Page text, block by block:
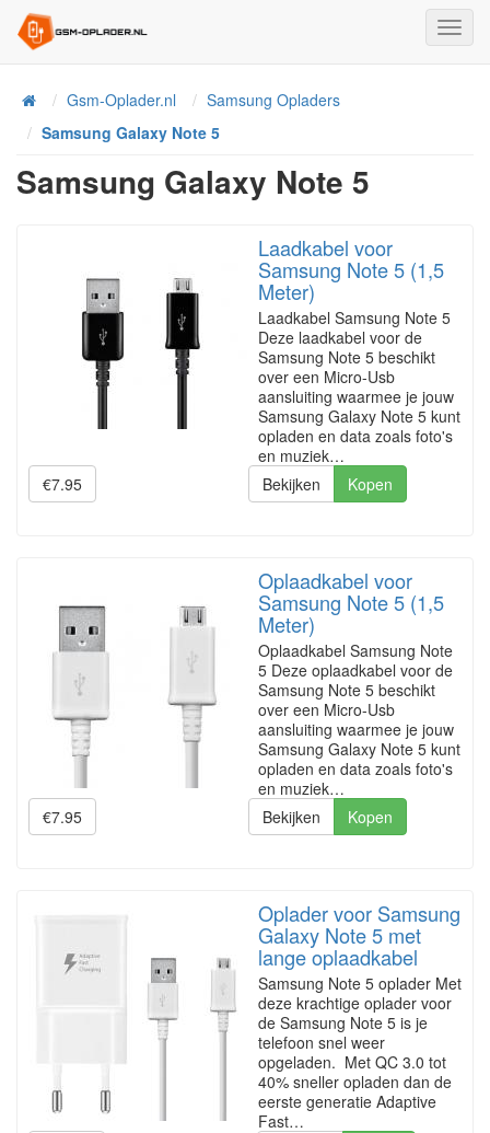
HomeGsm-Oplader.nl
Samsung Opladers
Samsung Galaxy Note 5
Samsung Galaxy Note 5
Laadkabel voor
Samsung Note 5 (1,5
Meter)
Laadkabel Samsung Note 5
Deze laadkabel voor de
Samsung Note 5 beschikt
over een Micro-Usb
aansluiting waarmee je jouw
Samsung Galaxy Note 5 kunt
opladen en data zoals foto's
en muziek…
€7.95
Bekijken Kopen
Oplaadkabel voor
Samsung Note 5 (1,5
Meter)
Oplaadkabel Samsung Note
5 Deze oplaadkabel voor de
Samsung Note 5 beschikt
over een Micro-Usb
aansluiting waarmee je jouw
Samsung Galaxy Note 5 kunt
opladen en data zoals foto's
en muziek…
€7.95
Bekijken Kopen
Oplader voor Samsung
Galaxy Note 5 met
lange oplaadkabel
Samsung Note 5 oplader Met
deze krachtige oplader voor
de Samsung Note 5 is je
telefoon snel weer
opgeladen. Met QC 3.0 tot
40% sneller opladen dan de
eerste generatie Adaptive
Fast…